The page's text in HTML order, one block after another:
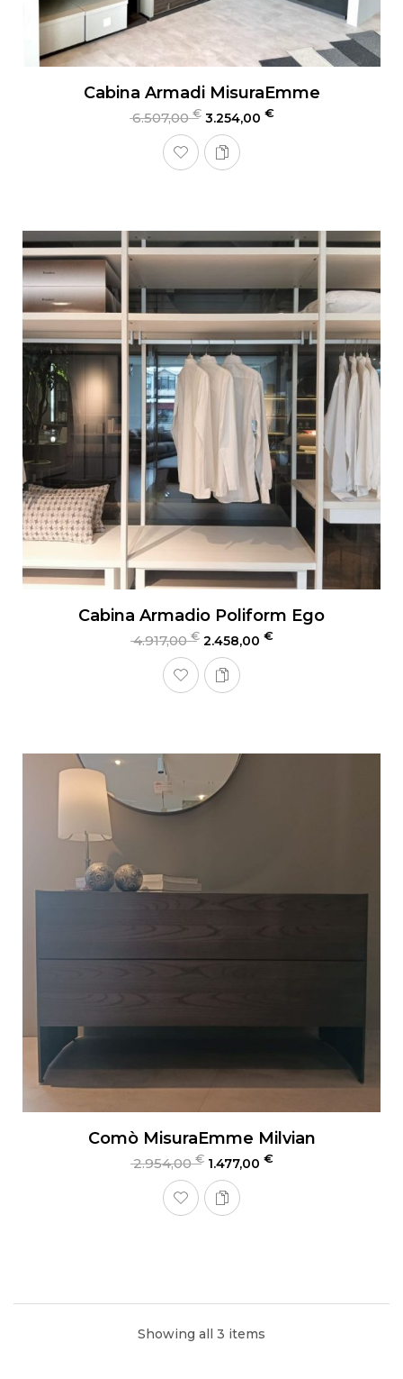
Cabina Armadi MisuraEmme
6.507,00€ 3.254,00 €
Cabina Armadio Poliform Ego
4.917,00€ 2.458,00 €
Comò MisuraEmme Milvian
2.954,00€ 1.477,00 €
Showing all 3 items